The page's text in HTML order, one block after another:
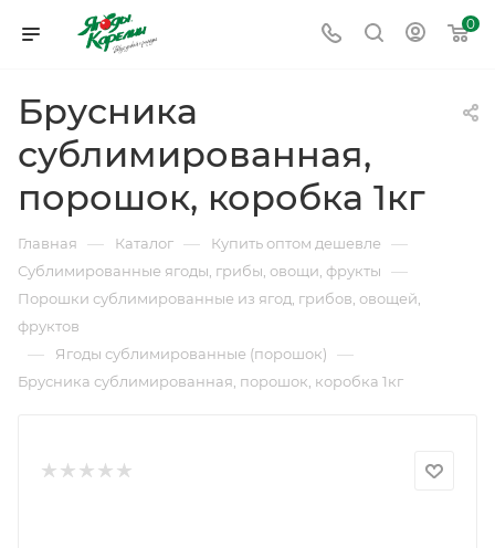
0
Брусника
сублимированная,
порошок, коробка 1кг
Главная — Каталог — Купить оптом дешевле —
Сублимированные ягоды, грибы, овощи, фрукты —
Порошки сублимированные из ягод, грибов, овощей,
фруктов
— Ягоды сублимированные (порошок) —
Брусника сублимированная, порошок, коробка 1кг